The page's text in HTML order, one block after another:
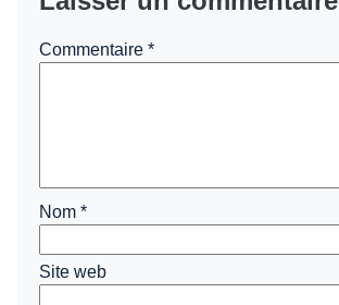
Commentaire *
Nom *
Site web